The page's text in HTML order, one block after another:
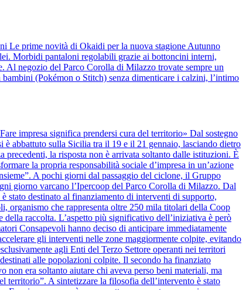
Le prime novità di Okaidi per la nuova stagione Autunno
Morbidi pantaloni regolabili grazie ai bottoncini interni,
Al negozio del Parco Corolla di Milazzo trovate sempre un
(Pokémon o Stitch) senza dimenticare i calzini, l’intimo
impresa significa prendersi cura del territorio» Dal sostegno
abbattuto sulla Sicilia tra il 19 e il 21 gennaio, lasciando dietro
precedenti, la risposta non è arrivata soltanto dalle istituzioni. È
la propria responsabilità sociale d’impresa in un’azione
A pochi giorni dal passaggio del ciclone, il Gruppo
giorno varcano l’Ipercoop del Parco Corolla di Milazzo. Dal
stato destinato al finanziamento di interventi di supporto,
organismo che rappresenta oltre 250 mila titolari della Coop
raccolta. L’aspetto più significativo dell’iniziativa è però
Consapevoli hanno deciso di anticipare immediatamente
gli interventi nelle zone maggiormente colpite, evitando
agli Enti del Terzo Settore operanti nei territori
alle popolazioni colpite. Il secondo ha finanziato
era soltanto aiutare chi aveva perso beni materiali, ma
territorio”. A sintetizzare la filosofia dell’intervento è stato